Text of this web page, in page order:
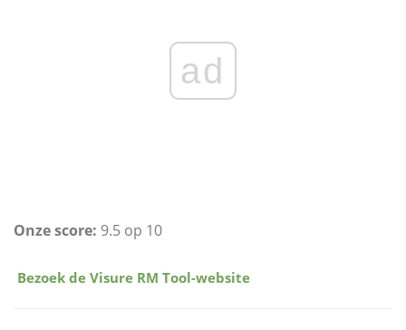
ad
Onze score: 9.5 op 10
Bezoek de Visure RM Tool-website